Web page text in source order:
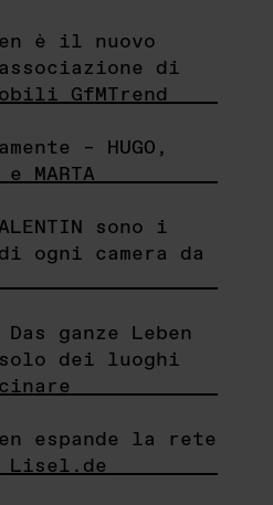
è il nuovo
di
GfMTrend
– HUGO,
MARTA
sono i
ogni camera da
Das ganze Leben
dei luoghi
espande la rete